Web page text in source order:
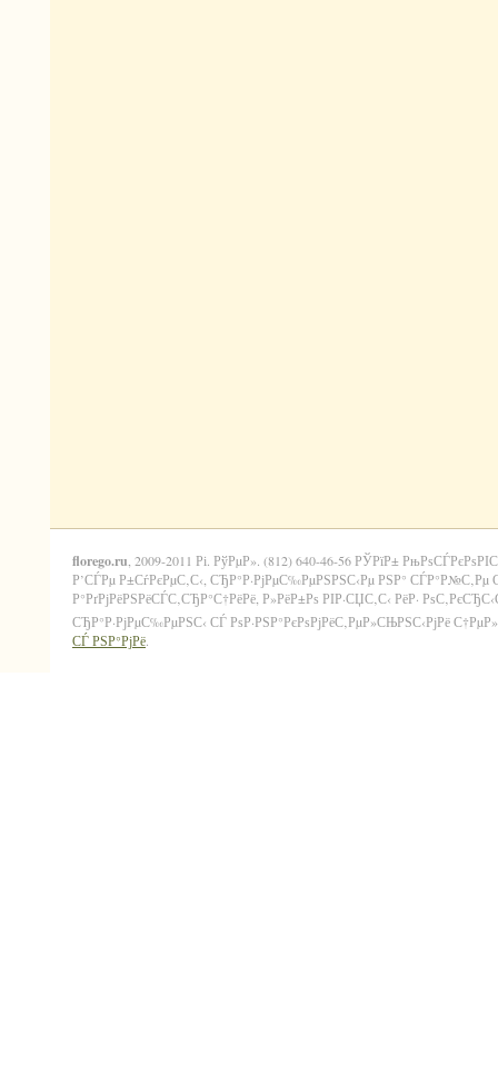
florego.ru , 2009-2011 Рі. РўРµР». (812) 640-46-56 РЎРїР±
Р’СЃРµ Р±СѓРєРµС‚С‹, СЂР°Р·РјРµС‰РµРЅРЅС‹Рµ РЅР°
Р°РґРјРёРЅРёСЃС‚СЂР°С†РёРё, Р»РёР±Рѕ РІР·СЏС‚С‹ РёР·
СЂР°Р·РјРµС‰РµРЅС‹ СЃ РѕР·РЅР°РєРѕРјРёС‚РµР»СЊРЅС‹РјРё
СЃ РЅР°РјРё